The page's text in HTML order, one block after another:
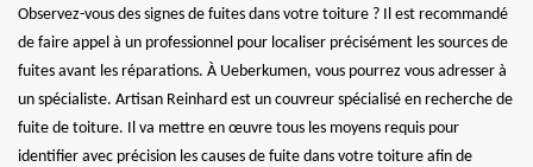
Observez-vous des signes de fuites dans votre toiture ? Il est recommandé
de faire appel à un professionnel pour localiser précisément les sources de
fuites avant les réparations. À Ueberkumen, vous pourrez vous adresser à
un spécialiste. Artisan Reinhard est un couvreur spécialisé en recherche de
fuite de toiture. Il va mettre en œuvre tous les moyens requis pour
identifier avec précision les causes de fuite dans votre toiture afin de